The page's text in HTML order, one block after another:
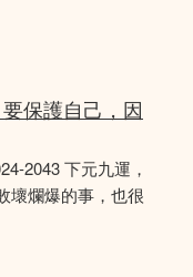
保護自己，因
2043 下元九運，
壞爛爆的事，也很